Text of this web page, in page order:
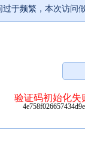
过于频繁，本次访问
验证码初始化失